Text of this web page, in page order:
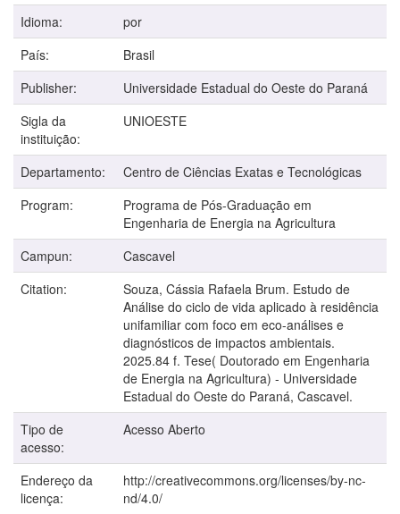
Idioma:
por
País:
Brasil
Publisher:
Universidade Estadual do Oeste do Paraná
Sigla da
instituição:
UNIOESTE
Departamento:
Centro de Ciências Exatas e Tecnológicas
Program:
Programa de Pós-Graduação em
Engenharia de Energia na Agricultura
Campun:
Cascavel
Citation:
Souza, Cássia Rafaela Brum. Estudo de
Análise do ciclo de vida aplicado à residência
unifamiliar com foco em eco-análises e
diagnósticos de impactos ambientais.
2025.84 f. Tese( Doutorado em Engenharia
de Energia na Agricultura) - Universidade
Estadual do Oeste do Paraná, Cascavel.
Tipo de
acesso:
Acesso Aberto
Endereço da
licença:
http://creativecommons.org/licenses/by-nc-
nd/4.0/